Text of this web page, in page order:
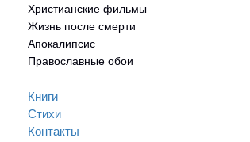
Христианские фильмы
Жизнь после смерти
Апокалипсис
Православные обои
Книги
Стихи
Контакты